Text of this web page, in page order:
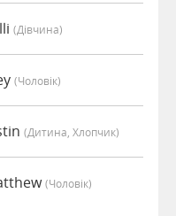
(дівчина)
(чоловік)
(дитина, Хлопчик)
(чоловік)